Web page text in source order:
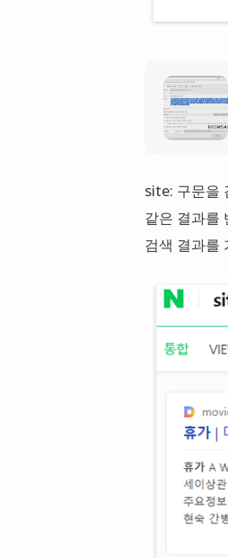
site: 구문을
같은 결과를
검색 결과를